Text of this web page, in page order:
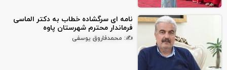
نامه ای سرگشاده خطاب به دکتر الماسی
فرماندار محترم شهرستان پاوه
✍: محمدفاروق یوسفی